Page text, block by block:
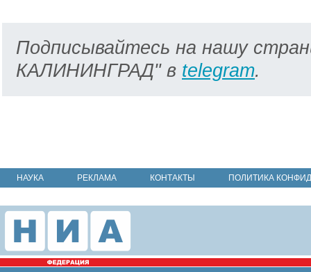
Подписывайтесь на нашу
КАЛИНИНГРАД" в telegram.
НАУКА РЕКЛАМА КОНТАКТЫ ПОЛИТИКА